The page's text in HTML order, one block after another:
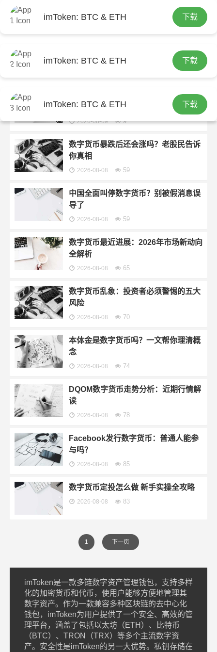
imToken: BTC & ETH 下载
imToken: BTC & ETH 下载
imToken: BTC & ETH 下载
首页
何安全入场
炒数字货币的书推荐，新手入门必看指
南
2026-08-09 9
数字货币暴跌后还会涨吗？老股民告诉
你真相
2026-08-08 59
中国全面叫停数字货币？别被假消息误
导了
2026-08-08 59
数字货币最近进展：2026年市场新动向
全解析
2026-08-08 65
数字货币乱象：投资者必须警惕的五大
风险
2026-08-08 70
本体金是数字货币吗？一文帮你理清概
念
2026-08-08 74
DQOM数字货币走势分析：近期行情解
读
2026-08-08 78
Facebook发行数字货币：普通人能参
与吗？
2026-08-08 85
数字货币定投怎么做 新手实操全攻略
2026-08-08 83
1 下一页
imToken是一款多链数字资产管理钱包，支持多样
化的加密货币和代币，使用户能够方便地管理其
数字资产。作为一款兼容多种区块链的去中心化
钱包，imToken为用户提供了一个安全、高效的管
理平台，涵盖了包括以太坊（ETH）、比特币
（BTC）、TRON（TRX）等多个主流数字资
产。安全性是imToken的另一大优势。私钥存储在